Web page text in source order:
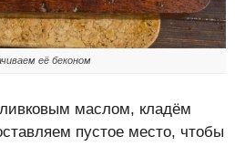
её беконом
маслом, кладём
пустое место, чтобы